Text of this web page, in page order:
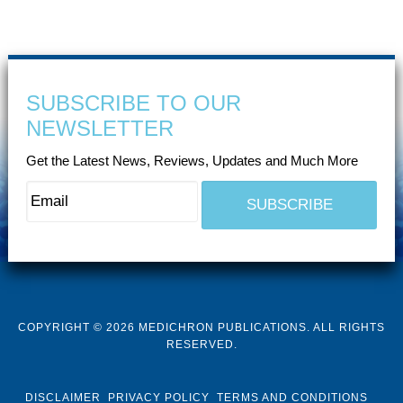
SUBSCRIBE TO OUR
NEWSLETTER
Get the Latest News, Reviews, Updates and Much More
COPYRIGHT © 2026 MEDICHRON PUBLICATIONS. ALL RIGHTS
RESERVED.
DISCLAIMER PRIVACY POLICY TERMS AND CONDITIONS